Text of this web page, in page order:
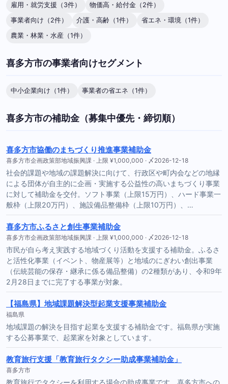
雇用・就労支援（3件）
物価高・給付金（2件）
事業者向け（2件）
介護・高齢（1件）
省エネ・環境（1件）
農業・林業・水産（1件）
喜多方市の事業者向けセグメント
中小企業向け（1件） 事業者の省エネ（1件）
喜多方市の補助金（募集中優先・締切順）
喜多方市協働のまちづくり推進事業補助金
喜多方市企画政策部地域振興課 · 上限 ¥1,000,000 · 〆2026-12-18
社会的課題や地域の課題解決に向けて、行政区や町内会などの地縁
による団体が自主的に企画・実施する公益性の高いまちづくり事業
に対して補助金を交付。ソフト事業（上限15万円）、ハード事業一
般枠（上限20万円）、施設備品整備枠（上限10万円）、…
喜多方市ふるさと創生事業補助金
喜多方市企画政策部地域振興課 · 上限 ¥1,000,000 · 〆2026-12-18
市民が自ら考え実践する地域づくり活動を支援する補助金。ふるさ
と活性化事業（イベント、物産展等）と地域のにぎわい創出事業
（伝統芸能の保存・継承に係る備品整備）の2種類があり、令和9年
2月28日までに完了する事業が対象。
【福島県】地域課題解決型起業支援事業補助金
福島県
地域課題の解決を目指す起業を支援する補助金です。福島県が実施
する公募事業で、起業家を対象としています。
教育旅行支援「教育旅行タクシー助成事業補助金」
喜多方市
教育旅行でタクシーを利用する場合の助成事業です。喜多方市への